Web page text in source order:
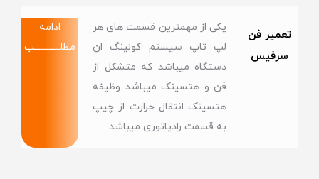
تعمیر فن
سرفیس
یکی از مهمترین قسمت های هر
لپ تاپ سیستم کولینگ ان
دستگاه میباشد که متشکل از
فن و هتسینک میباشد وظیفه
هتسینک انتقال حرارت از چیپ
به قسمت رادیاتوری میباشد
ادامه
مطلــــــــــــب